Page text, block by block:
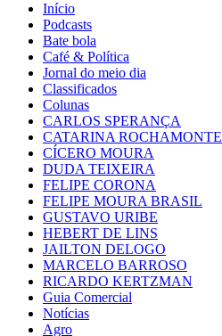
Início
Podcasts
Bate bola
Café & Política
Jornal do meio dia
Classificados
Colunas
CARLOS SPERANÇA
CATARINA ROCHAMONTE
CÍCERO MOURA
DUDA TEIXEIRA
FELIPE CORONA
FELIPE MOURA BRASIL
GUSTAVO URIBE
HEBERT DE LINS
JAILTON DELOGO
MARCELO BARROSO
RICARDO KERTZMAN
Guia Comercial
Notícias
Agro